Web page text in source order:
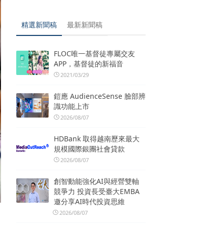
精選新聞稿 最新新聞稿
FLOC唯一基督徒專屬交友
APP，基督徒的新福音
2021/03/29
鎧應 AudienceSense 臉部辨
識功能上市
2026/08/07
HDBank 取得越南歷來最大
規模國際銀團社會貸款
2026/08/07
創智動能強化AI與經營雙軸
競爭力 投資長受臺大EMBA
邀分享AI時代投資思維
2026/08/07